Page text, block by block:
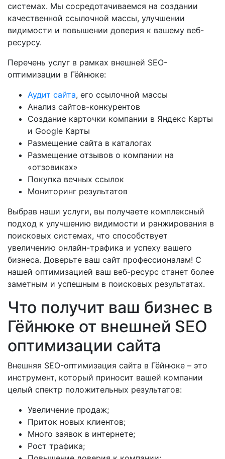
системах. Мы сосредотачиваемся на создании
качественной ссылочной массы, улучшении
видимости и повышении доверия к вашему веб-
ресурсу.
Перечень услуг в рамках внешней SEO-
оптимизации в Гёйнюке:
Аудит сайта, его ссылочной массы
Анализ сайтов-конкурентов
Создание карточки компании в Яндекс Карты
и Google Карты
Размещение сайта в каталогах
Размещение отзывов о компании на
«отзовиках»
Покупка вечных ссылок
Мониторинг результатов
Выбрав наши услуги, вы получаете комплексный
подход к улучшению видимости и ранжирования в
поисковых системах, что способствует
увеличению онлайн-трафика и успеху вашего
бизнеса. Доверьте ваш сайт профессионалам! С
нашей оптимизацией ваш веб-ресурс станет более
заметным и успешным в поисковых результатах.
Что получит ваш бизнес в
Гёйнюке от внешней SEO
оптимизации сайта
Внешняя SEO-оптимизация сайта в Гёйнюке – это
инструмент, который приносит вашей компании
целый спектр положительных результатов:
Увеличение продаж;
Приток новых клиентов;
Много заявок в интернете;
Рост трафика;